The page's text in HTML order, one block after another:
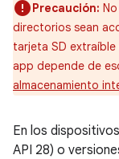
Precaución:
directorios sean
tarjeta SD
app depende de
almacenamiento
En los
API 28) o